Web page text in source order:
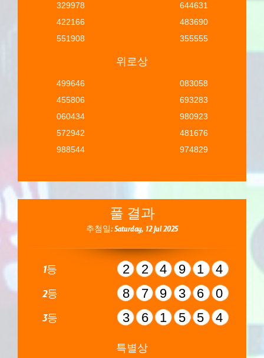
329978
422166
551908
644631
483690
355555
위로상
499646
455806
060434
572942
988544
083058
693283
980923
481676
974829
풀 결과
추첨일: Saturday, 12 Jul 2025
1등 224914
2등 879360
3등 361554
특별상